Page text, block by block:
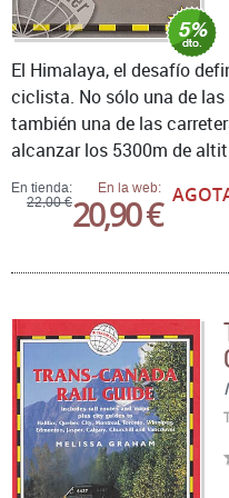
En tienda:
22,00 €
En la web:
20,90 €
El Himalaya, el desafío
ciclista. No sólo una de
también una de las
alcanzar los 5300m de